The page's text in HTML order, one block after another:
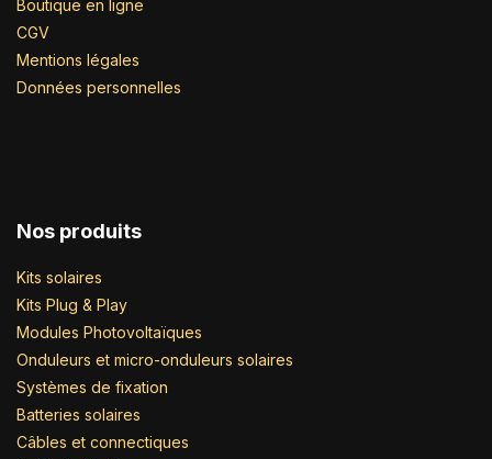
Boutique en ligne
CGV
Mentions légales
Données personnelles
Nos produits
Kits solaires
Kits Plug & Play
Modules Photovoltaïques
Onduleurs et micro-onduleurs solaires
Systèmes de fixation
Batteries solaires
Câbles et connectiques